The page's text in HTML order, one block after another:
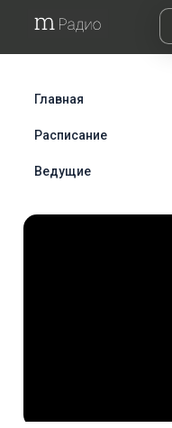
Главная
Расписание
Ведущие